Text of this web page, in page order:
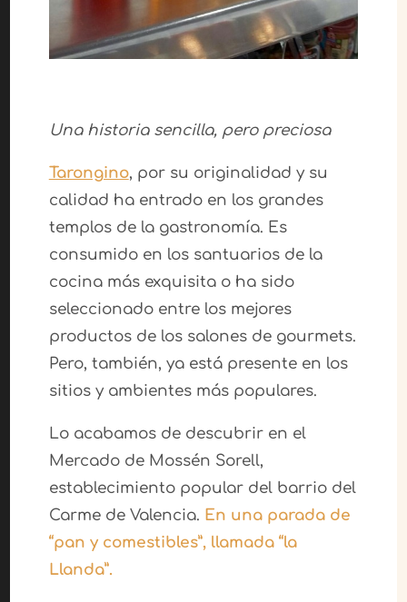
Una historia sencilla, pero preciosa
Tarongino, por su originalidad y su
calidad ha entrado en los grandes
templos de la gastronomía. Es
consumido en los santuarios de la
cocina más exquisita o ha sido
seleccionado entre los mejores
productos de los salones de gourmets.
Pero, también, ya está presente en los
sitios y ambientes más populares.
Lo acabamos de descubrir en el
Mercado de Mossén Sorell,
establecimiento popular del barrio del
Carme de Valencia. En una parada de
“pan y comestibles”, llamada “la
Llanda”.